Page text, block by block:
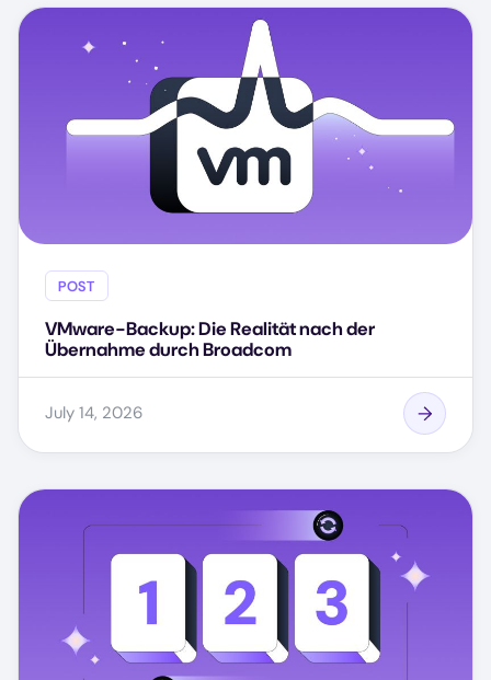
POST
VMware-Backup: Die Realität nach der
Übernahme durch Broadcom
July 14, 2026